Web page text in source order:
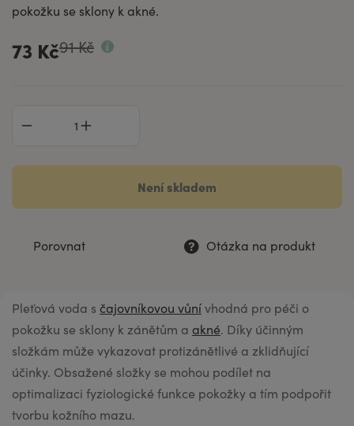
pokožku se sklony k akné.
73 Kč91 Kč
Není skladem
Porovnat Otázka na produkt
Pleťová voda s čajovníkovou vůnívhodná pro péči o
pokožku se sklony k zánětům a akné. Díky účinným
složkám může vykazovat protizánětlivé a zklidňující
účinky. Obsažené složky se mohou podílet na
optimalizaci fyziologické funkce pokožky a tím podpořit
tvorbu kožního mazu.